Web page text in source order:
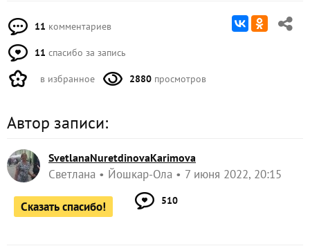
11 комментариев
11 спасибо за запись
в избранное 2880 просмотров
Автор записи:
SvetlanaNuretdinovaKarimova
Светлана Йошкар-Ола 7 июня 2022, 20:15
Сказать спасибо! 510